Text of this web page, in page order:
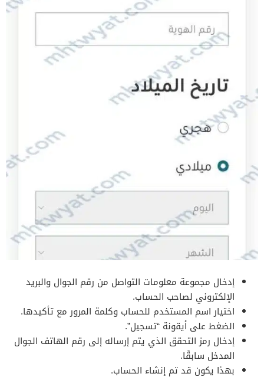
إدخال مجموعة معلومات التواصل من رقم الجوال والبريد
الإلكتروني لصاحب الحساب.
اختيار اسم المستخدم للحساب وكلمة المرور مع تأكيدها.
الضغط على أيقونة “تسجيل”.
إدخال رمز التحقق الذي يتم إرساله إلى رقم الهاتف الجوال
المدخل سابقًا.
بهذا يكون قد تم إنشاء الحساب.